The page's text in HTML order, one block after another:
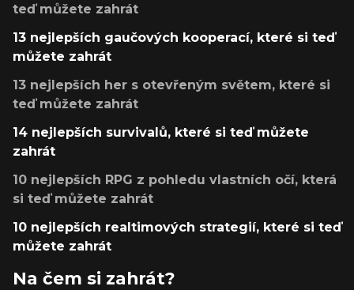
teď můžete zahrát
13 nejlepších gaučových kooperací, které si teď
můžete zahrát
13 nejlepších her s otevřeným světem, které si
teď můžete zahrát
14 nejlepších survivalů, které si teď můžete
zahrát
10 nejlepších RPG z pohledu vlastních očí, která
si teď můžete zahrát
10 nejlepších realtimových strategií, které si teď
můžete zahrát
Na čem si zahrát?